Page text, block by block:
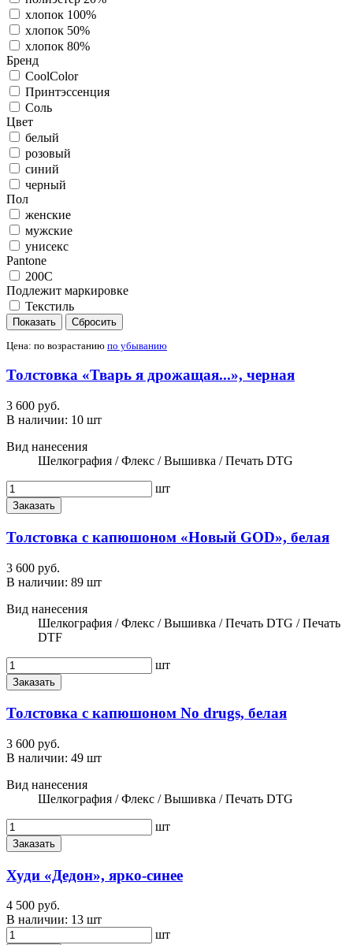
хлопок 100%
хлопок 50%
хлопок 80%
Бренд
CoolColor
Принтэссенция
Соль
Цвет
белый
розовый
синий
черный
Пол
женские
мужские
унисекс
Pantone
200C
Подлежит маркировке
Текстиль
Цена: по возрастанию по убыванию
Толстовка «Тварь я дрожащая...», черная
3 600 руб.
В наличии: 10 шт
Вид нанесения
Шелкография / Флекс / Вышивка / Печать DTG
шт
Заказать
Толстовка с капюшоном «Новый GOD», белая
3 600 руб.
В наличии: 89 шт
Вид нанесения
Шелкография / Флекс / Вышивка / Печать DTG / Печать
DTF
шт
Заказать
Толстовка с капюшоном No drugs, белая
3 600 руб.
В наличии: 49 шт
Вид нанесения
Шелкография / Флекс / Вышивка / Печать DTG
шт
Заказать
Худи «Дедон», ярко-синее
4 500 руб.
В наличии: 13 шт
шт